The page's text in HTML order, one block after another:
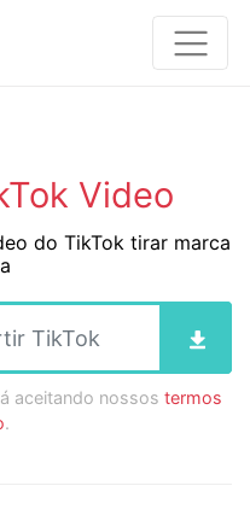
Video
do TikTok tirar marca
aceitando nossos termos
.